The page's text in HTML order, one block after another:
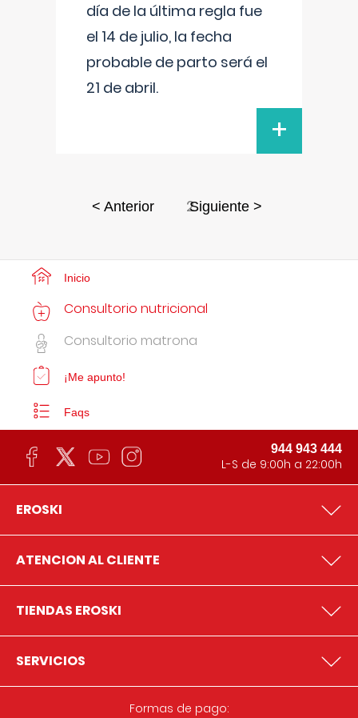
día de la última regla fue
el 14 de julio, la fecha
probable de parto será el
21 de abril.
+
< Anterior 2Siguiente >
Inicio
Consultorio nutricional
Consultorio matrona
¡Me apunto!
Faqs
944 943 444
L-S de 9:00h a 22:00h
EROSKI
ATENCION AL CLIENTE
TIENDAS EROSKI
SERVICIOS
Formas de pago: